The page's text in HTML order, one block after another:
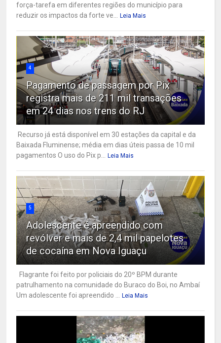
força-tarefa em diferentes regiões do município para
reduzir os impactos da forte ve...
Leia Mais
4
Pagamento de passagem por Pix
registra mais de 211 mil transações
em 24 dias nos trens do RJ
Recurso já está disponível em 30 estações da capital e da
Baixada Fluminense; média em dias úteis passa de 10 mil
pagamentos O uso do Pix p...
Leia Mais
5
Adolescente é apreendido com
revólver e mais de 2,4 mil papelotes
de cocaína em Nova Iguaçu
Flagrante foi feito por policiais do 20º BPM durante
patrulhamento na comunidade do Buraco do Boi, no Ambaí
Um adolescente foi apreendido ...
Leia Mais